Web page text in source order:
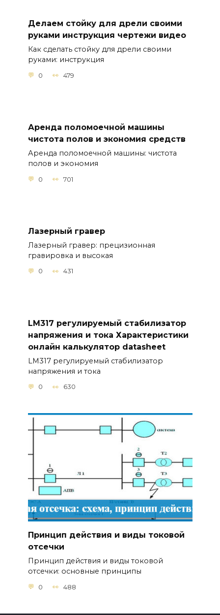
Делаем стойку для дрели своими
руками инструкция чертежи видео
Как сделать стойку для дрели своими
руками: инструкция
0 479
Аренда поломоечной машины
чистота полов и экономия средств
Аренда поломоечной машины: чистота
полов и экономия
0 701
Лазерный гравер
Лазерный гравер: прецизионная
гравировка и высокая
0 431
LM317 регулируемый стабилизатор
напряжения и тока Характеристики
онлайн калькулятор datasheet
LM317 регулируемый стабилизатор
напряжения и тока
0 630
Принцип действия и виды токовой
отсечки
Принцип действия и виды токовой
отсечки: основные принципы
0 488